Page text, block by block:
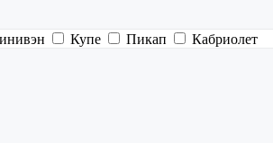
Купе Пикап Кабриолет